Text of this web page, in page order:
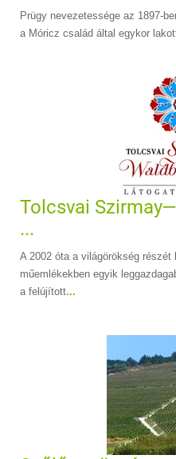
Prügy nevezetessége az 1897-
a Móricz család által egykor
Tolcsvai
...
A 2002 óta a világörökség részét
műemlékekben egyik
a felújított...